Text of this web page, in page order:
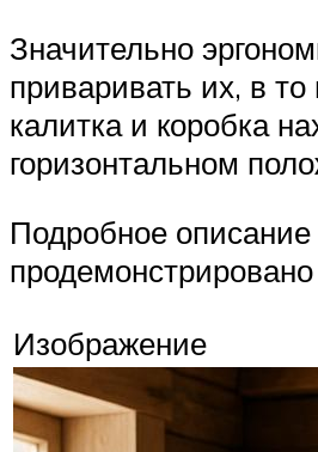
Значительно
приваривать их, в то
калитка и коробка
горизонтальном
Подробное
Изображение